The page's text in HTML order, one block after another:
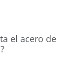
el acero de